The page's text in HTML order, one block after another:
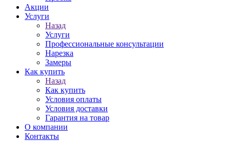
Акции
Услуги
Назад
Услуги
Профессиональные консультации
Нарезка
Замеры
Как купить
Назад
Как купить
Условия оплаты
Условия доставки
Гарантия на товар
О компании
Контакты